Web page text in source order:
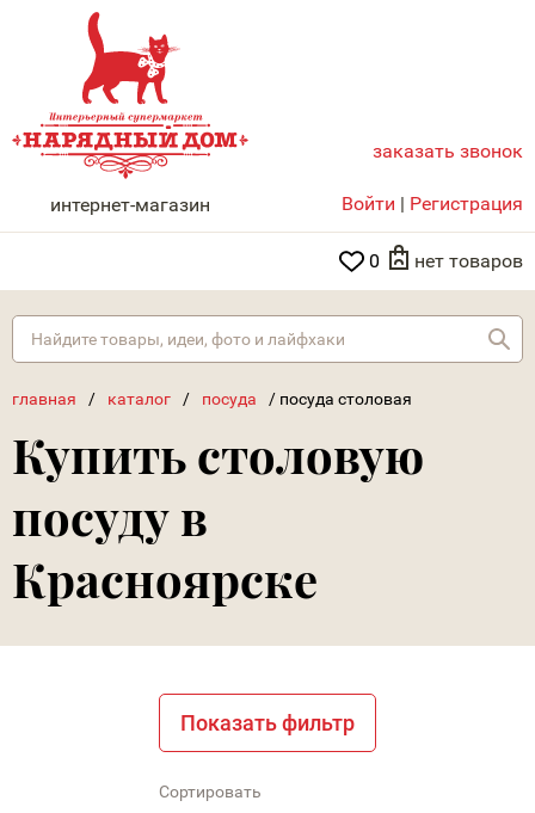
НАРЯДНЫЙ ДОМ
интернет-магазин
заказать звонок
Войти | Регистрация
0 нет товаров
главная / каталог / посуда / посуда столовая
Купить столовую
посуду в
Красноярске
Показать фильтр
Сортировать